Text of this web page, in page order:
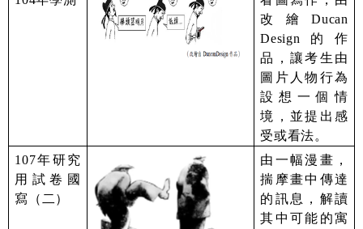
改繪Ducan
Design 的作
品，讓考生由
圖片人物行為
設想一個情
境，並提出感
受或看法。
107年研究
用試卷國
寫（二）
由一幅漫畫，
揣摩畫中傳達
的訊息，解讀
其中可能的寓